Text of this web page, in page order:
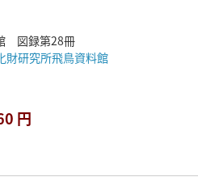
図録第28冊
財研究所飛鳥資料館
円